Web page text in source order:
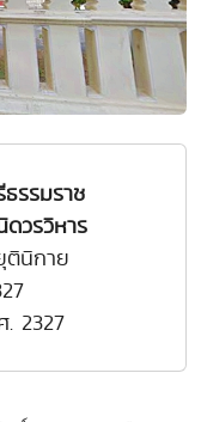
รรมราช
วรวิหาร
นิกาย
2327